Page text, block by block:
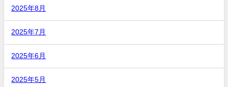
2025年8月
2025年7月
2025年6月
2025年5月